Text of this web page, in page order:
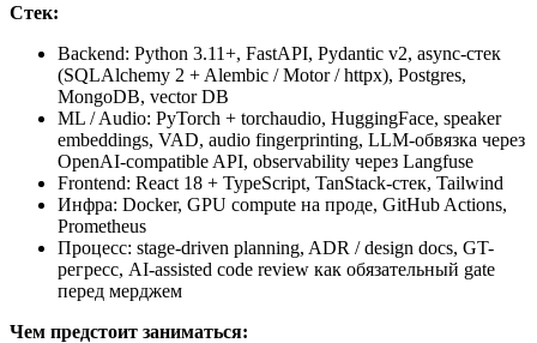
Стек:
Backend: Python 3.11+, FastAPI, Pydantic v2, async-стек
(SQLAlchemy 2 + Alembic / Motor / httpx), Postgres,
MongoDB, vector DB
ML / Audio: PyTorch + torchaudio, HuggingFace, speaker
embeddings, VAD, audio fingerprinting, LLM-обвязка через
OpenAI-compatible API, observability через Langfuse
Frontend: React 18 + TypeScript, TanStack-стек, Tailwind
Инфра: Docker, GPU compute на проде, GitHub Actions,
Prometheus
Процесс: stage-driven planning, ADR / design docs, GT-
регресс, AI-assisted code review как обязательный gate
перед мерджем
Чем предстоит заниматься: